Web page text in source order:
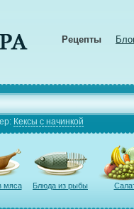
Рецепты
Кексы с начинкой
мяса Блюда из рыбы